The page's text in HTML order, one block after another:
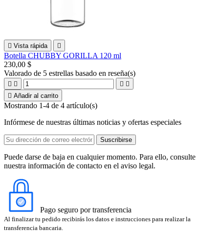
 Vista rápida 
Botella CHUBBY GORILLA 120 ml
230,00 $
Valorado de 5 estrellas basado en reseña(s)
   
 Añadir al carrito
Mostrando 1-4 de 4 artículo(s)
Infórmese de nuestras últimas noticias y ofertas especiales
Puede darse de baja en cualquier momento. Para ello, consulte
nuestra información de contacto en el aviso legal.
Pago seguro por transferencia
Al finalizar tu pedido recibirás los datos e instrucciones para realizar la
transferencia bancaria.